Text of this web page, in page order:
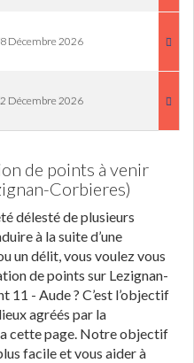
Décembre 2026
Décembre 2026
de points à venir
Corbieres)
délesté de plusieurs
à la suite d’une
un délit, vous voulez vous
de points sur Lezignan-
11 - Aude ? C’est l’objectif
agréés par la
cette page. Notre objectif
facile et vous aider à